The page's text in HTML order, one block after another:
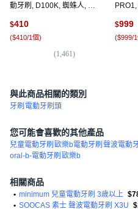
動牙刷, D100K, 蜘蛛人, 1
$410
($410/1個)
(1,461)
$999
($999/
與此商品相關的類別
牙刷 電動牙刷頭
您可能會喜歡的其他產品
兒童電動牙刷 歐樂b電動牙刷 聲波電動
oral-b-電動牙刷 歐樂b
相關商品
• minimum 兒童電動牙刷 3歲以上
• SOOCAS 素士 聲波電動牙刷 X3U